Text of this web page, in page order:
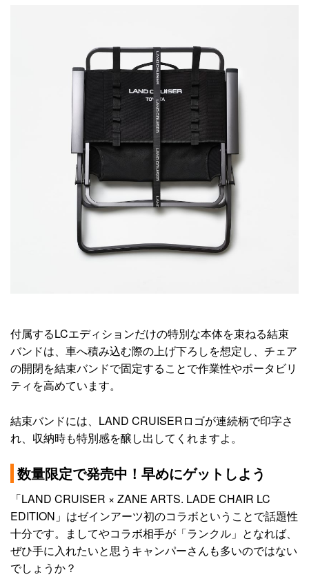
付属するLCエディションだけの特別な本体を束ねる結束
バンドは、車へ積み込む際の上げ下ろしを想定し、チェア
の開閉を結束バンドで固定することで作業性やポータビリ
ティを高めています。
結束バンドには、LAND CRUISERロゴが連続柄で印字さ
れ、収納時も特別感を醸し出してくれますよ。
数量限定で発売中！早めにゲットしよう
「LAND CRUISER × ZANE ARTS. LADE CHAIR LC
EDITION」はゼインアーツ初のコラボということで話題性
十分です。ましてやコラボ相手が「ランクル」となれば、
ぜひ手に入れたいと思うキャンパーさんも多いのではない
でしょうか？